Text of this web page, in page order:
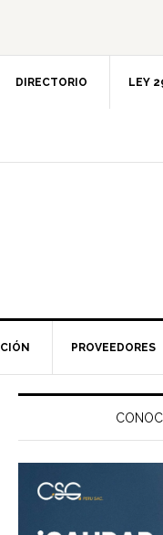
DIRECTORIO LEY
PROVEEDORES
Barra
principal